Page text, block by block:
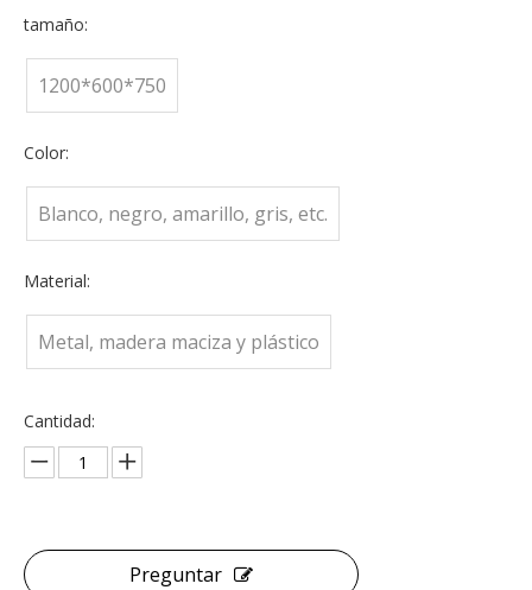
tamaño:
1200*600*750
Color:
Blanco, negro, amarillo, gris, etc.
Material:
Metal, madera maciza y plástico
Cantidad:
Preguntar